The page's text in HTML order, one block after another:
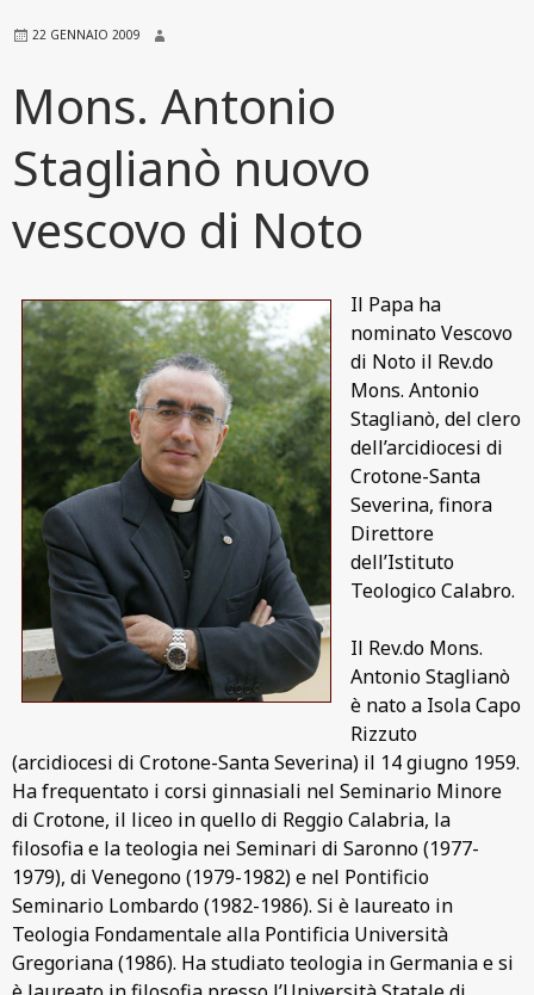
22 GENNAIO 2009
Mons. Antonio
Staglianò nuovo
vescovo di Noto
Il Papa ha
nominato Vescovo
di Noto il Rev.do
Mons. Antonio
Staglianò, del clero
dell’arcidiocesi di
Crotone-Santa
Severina, finora
Direttore
dell’Istituto
Teologico Calabro.
Il Rev.do Mons.
Antonio Staglianò
è nato a Isola Capo
Rizzuto
(arcidiocesi di Crotone-Santa Severina) il 14 giugno 1959.
Ha frequentato i corsi ginnasiali nel Seminario Minore
di Crotone, il liceo in quello di Reggio Calabria, la
filosofia e la teologia nei Seminari di Saronno (1977-
1979), di Venegono (1979-1982) e nel Pontificio
Seminario Lombardo (1982-1986). Si è laureato in
Teologia Fondamentale alla Pontificia Università
Gregoriana (1986). Ha studiato teologia in Germania e si